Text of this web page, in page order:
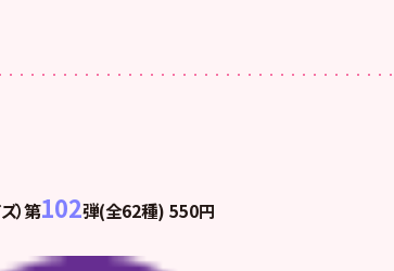
）第102弾(全62種) 550円